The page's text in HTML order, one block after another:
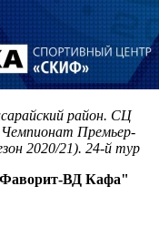
район. СЦ
Чемпионат Премьер-
2020/21). 24-й тур
ВД Кафа"